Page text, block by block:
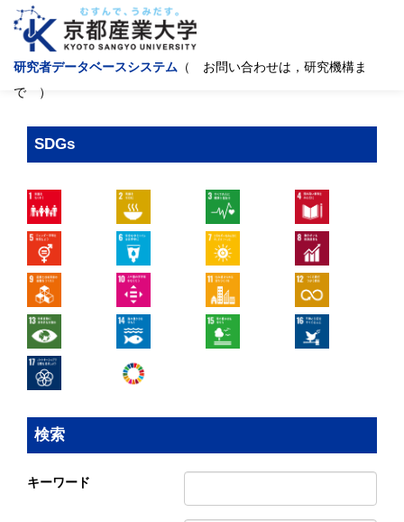
研究者データベースシステム （ お問い合わせは，研究機構ま
で ）
SDGs
検索
キーワード